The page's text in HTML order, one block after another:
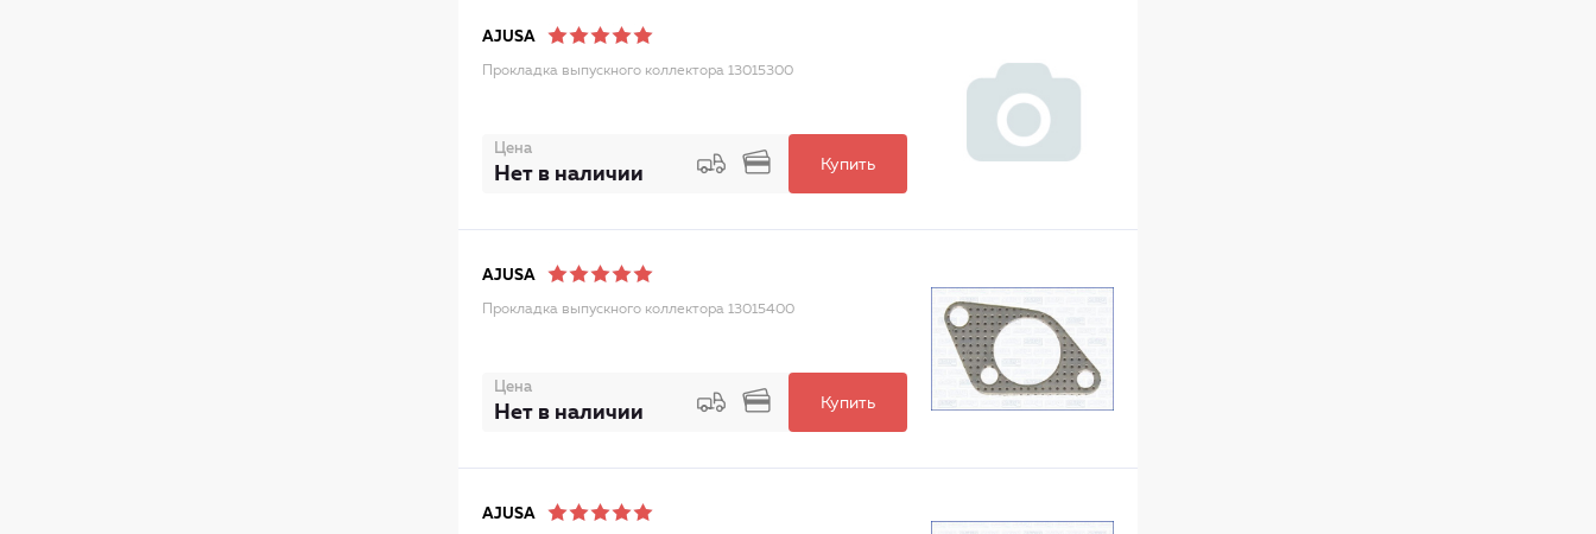
AJUSA
Прокладка выпускного коллектора 13015300
Цена
Нет в наличии Купить
AJUSA
Прокладка выпускного коллектора 13015400
Цена
Нет в наличии Купить
AJUSA